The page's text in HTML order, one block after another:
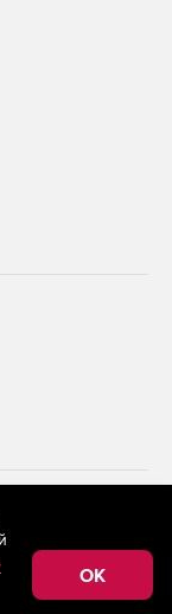
применяются
технологии
к
OK